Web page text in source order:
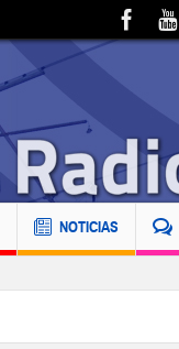
NOTICIAS